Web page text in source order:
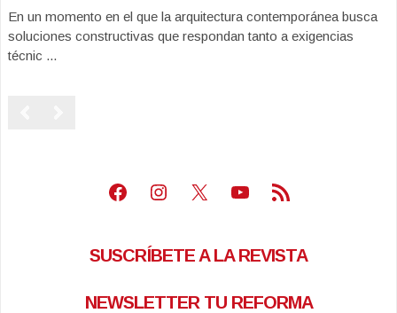
En un momento en el que la arquitectura contemporánea busca
soluciones constructivas que respondan tanto a exigencias
técnic ...
Facebook
Instagram
X Youtube
Feed RSS
SUSCRÍBETE A LA REVISTA
NEWSLETTER TU REFORMA